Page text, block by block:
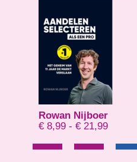
Rowan Nijboer
€ 8,99 - € 21,99